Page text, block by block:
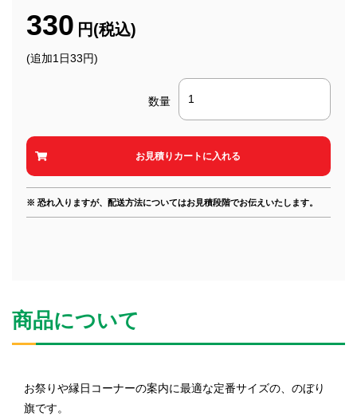
330 円(税込)
(追加1日33円)
数量
※ 恐れ入りますが、配送方法についてはお見積段階でお伝えいたします。
商品について
お祭りや縁日コーナーの案内に最適な定番サイズの、のぼり
旗です。